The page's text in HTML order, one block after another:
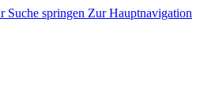
Suche springen Zur Hauptnavigation